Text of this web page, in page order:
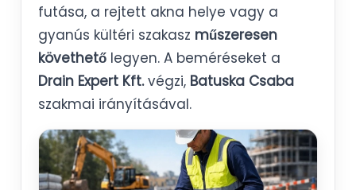
futása, a rejtett akna helye vagy a
gyanús kültéri szakasz műszeresen
követhetőlegyen. A beméréseket a
Drain Expert Kft.végzi, Batuska Csaba
szakmai irányításával.